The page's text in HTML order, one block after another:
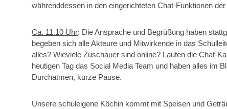
währenddessen in den eingerichteten Chat-Funktionen
Ca. 11.10 Uhr: Die Ansprache und Begrüßung haben
begeben sich alle Akteure und Mitwirkende in das
alles? Wieviele Zuschauer sind online? Laufen die Chat-
heutigen Tag das Social Media Team und haben alles
Durchatmen, kurze Pause.
Unsere schuleigene Köchin kommt mit Speisen und